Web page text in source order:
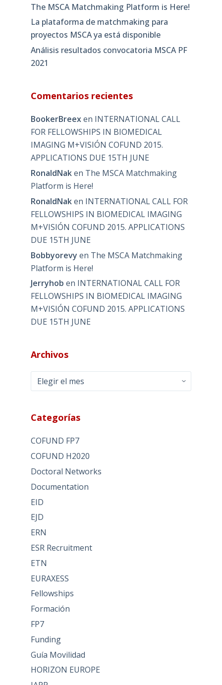
The MSCA Matchmaking Platform is Here!
La plataforma de matchmaking para
proyectos MSCA ya está disponible
Análisis resultados convocatoria MSCA PF
2021
Comentarios recientes
BookerBreexen INTERNATIONAL CALL
FOR FELLOWSHIPS IN BIOMEDICAL
IMAGING M+VISIÓN COFUND 2015.
APPLICATIONS DUE 15TH JUNE
RonaldNaken The MSCA Matchmaking
Platform is Here!
RonaldNaken INTERNATIONAL CALL FOR
FELLOWSHIPS IN BIOMEDICAL IMAGING
M+VISIÓN COFUND 2015. APPLICATIONS
DUE 15TH JUNE
Bobbyorevy en The MSCA Matchmaking
Platform is Here!
Jerryhob en INTERNATIONAL CALL FOR
FELLOWSHIPS IN BIOMEDICAL IMAGING
M+VISIÓN COFUND 2015. APPLICATIONS
DUE 15TH JUNE
Archivos
Archivos
Categorías
COFUND FP7
COFUND H2020
Doctoral Networks
Documentation
EID
EJD
ERN
ESR Recruitment
ETN
EURAXESS
Fellowships
Formación
FP7
Funding
Guía Movilidad
HORIZON EUROPE